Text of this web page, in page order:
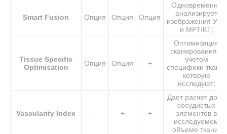
Smart Fusion Опция Опция Опция
Одновременно
анализирует
изображения УЗИ
и МРТ/КТ;
Tissue Specific
Optimisation
Опция Опция +
Оптимизация
сканирования с
учетом
специфики ткани,
которую
исследуют;
Vascularity Index – + +
Дает расчет доли
сосудистых
элементов в
исследуемом
объеме ткани;